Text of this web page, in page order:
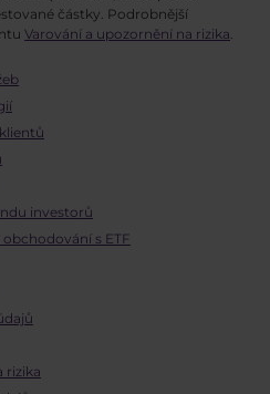
částky. Podrobnější
Varování a upozornění na rizika.
investorů
s ETF
rizika